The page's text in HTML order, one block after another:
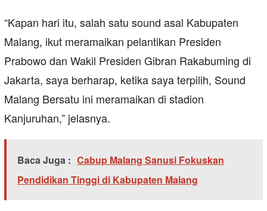
“Kapan hari itu, salah satu sound asal Kabupaten
Malang, ikut meramaikan pelantikan Presiden
Prabowo dan Wakil Presiden Gibran Rakabuming di
Jakarta, saya berharap, ketika saya terpilih, Sound
Malang Bersatu ini meramaikan di stadion
Kanjuruhan,” jelasnya.
Baca Juga : Cabup Malang Sanusi Fokuskan
Pendidikan Tinggi di Kabupaten Malang